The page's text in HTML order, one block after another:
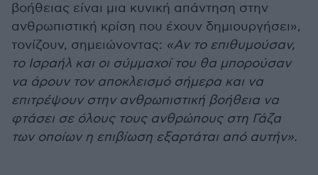
βοήθειας είναι μια κυνική απάντηση στην
ανθρωπιστική κρίση που έχουν δημιουργήσει»,
τονίζουν, σημειώνοντας: «Αν το επιθυμούσαν,
το Ισραήλ και οι σύμμαχοί του θα μπορούσαν
να άρουν τον αποκλεισμό σήμερα και να
επιτρέψουν στην ανθρωπιστική βοήθεια να
φτάσει σε όλους τους ανθρώπους στη Γάζα
των οποίων η επιβίωση εξαρτάται από αυτήν».